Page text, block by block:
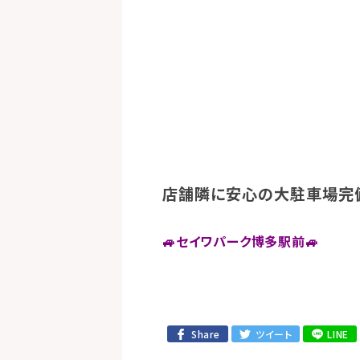
店舗隣に安心の大駐車場完
🚙セイワパーク博多駅前🚙
Share ツイート LINE